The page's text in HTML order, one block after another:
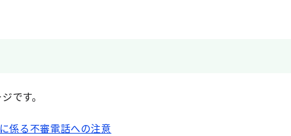
です。
係る不審電話への注意